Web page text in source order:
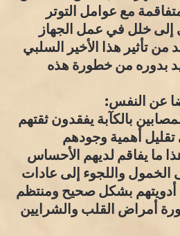
مع عوامل التوتر
إلى خلل في عمل الجهاز
من تأثير هذا الأخير السلبي
بدوره من خطورة هذه
بالكآبة يفقدون ثقتهم
أهمية وجودهم
ما يفاقم لديهم الأحساس
الخمول واللجوء إلى عادات
بشكل صحيح ومنتظم
أمراض القلب والشرايين